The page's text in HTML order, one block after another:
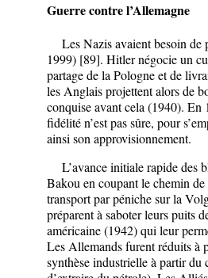
Guerre contre l’Allemagne
Les Nazis avaient besoin de
1999) [89]. Hitler négocie un
partage de la Pologne et de
les Anglais projettent alors de
conquise avant cela (1940).
fidélité n’est pas sûre, pour
ainsi son approvisionnement.
L’avance initiale rapide des
Bakou en coupant le chemin
transport par péniche sur la
préparent à saboter leurs puits
américaine (1942) qui leur
Les Allemands furent réduits à
synthèse industrielle à partir du